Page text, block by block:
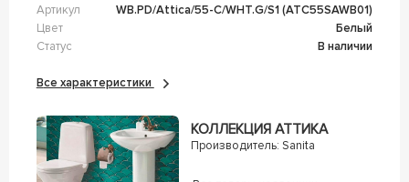
Артикул
WB.PD/Attica/55-C/WHT.G/S1 (ATC55SAWB01)
Цвет
Белый
Статус
В наличии
Все характеристики
КОЛЛЕКЦИЯ АТТИКА
Производитель: Sanita